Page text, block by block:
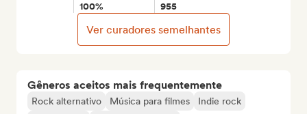
Gêneros aceitos mais frequentemente
Rock alternativo Música para filmes
Indie rock
100% 955
Ver curadores semelhantes